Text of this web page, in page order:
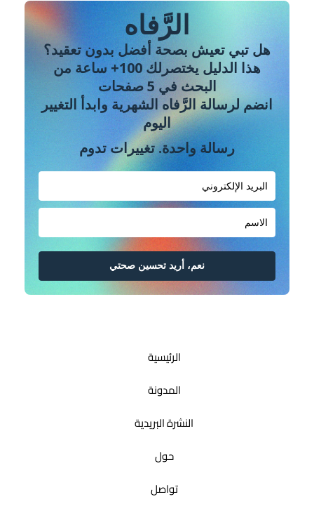
الرَّفاه
هل تبي تعيش بصحة أفضل بدون تعقيد؟
هذا الدليل يختصرلك 100+ ساعة من
البحث في 5 صفحات
انضم لرسالة الرَّفاه الشهرية وابدأ التغيير
اليوم
رسالة واحدة. تغييرات تدوم
نعم، أريد تحسين صحتي
الرئيسية
المدونة
النشرة البريدية
حول
تواصل